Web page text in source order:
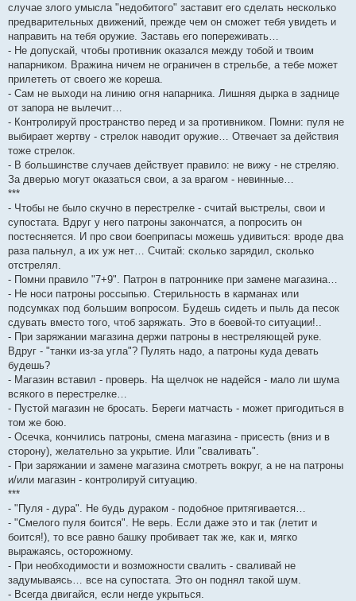
случае злого умысла "недобитого" заставит его сделать несколько
предварительных движений, прежде чем он сможет тебя увидеть и
направить на тебя оружие. Заставь его попереживать…
- Не допускай, чтобы противник оказался между тобой и твоим
напарником. Вражина ничем не ограничен в стрельбе, а тебе может
прилететь от своего же кореша.
- Сам не выходи на линию огня напарника. Лишняя дырка в заднице
от запора не вылечит…
- Контролируй пространство перед и за противником. Помни: пуля не
выбирает жертву - стрелок наводит оружие… Отвечает за действия
тоже стрелок.
- В большинстве случаев действует правило: не вижу - не стреляю.
За дверью могут оказаться свои, а за врагом - невинные…
***
- Чтобы не было скучно в перестрелке - считай выстрелы, свои и
супостата. Вдруг у него патроны закончатся, а попросить он
постесняется. И про свои боеприпасы можешь удивиться: вроде два
раза пальнул, а их уж нет… Считай: сколько зарядил, сколько
отстрелял.
- Помни правило "7+9". Патрон в патроннике при замене магазина…
- Не носи патроны россыпью. Стерильность в карманах или
подсумках под большим вопросом. Будешь сидеть и пыль да песок
сдувать вместо того, чтоб заряжать. Это в боевой-то ситуации!..
- При заряжании магазина держи патроны в нестреляющей руке.
Вдруг - "танки из-за угла"? Пулять надо, а патроны куда девать
будешь?
- Магазин вставил - проверь. На щелчок не надейся - мало ли шума
всякого в перестрелке…
- Пустой магазин не бросать. Береги матчасть - может пригодиться в
том же бою.
- Осечка, кончились патроны, смена магазина - присесть (вниз и в
сторону), желательно за укрытие. Или "сваливать".
- При заряжании и замене магазина смотреть вокруг, а не на патроны
и/или магазин - контролируй ситуацию.
***
- "Пуля - дура". Не будь дураком - подобное притягивается…
- "Смелого пуля боится". Не верь. Если даже это и так (летит и
боится!), то все равно башку пробивает так же, как и, мягко
выражаясь, осторожному.
- При необходимости и возможности свалить - сваливай не
задумываясь… все на супостата. Это он поднял такой шум.
- Всегда двигайся, если негде укрыться.